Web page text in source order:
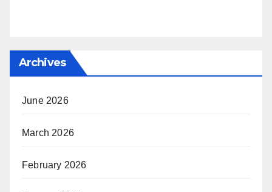
Archives
June 2026
March 2026
February 2026